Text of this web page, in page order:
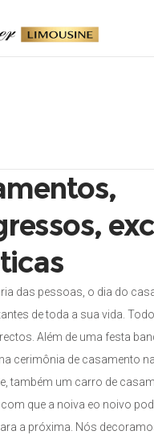
das pessoas, o dia do
de toda a sua vida.
Além de uma festa
cerimônia de casamento na
também um carro de
que a noiva eo noivo
a próxima. Nós